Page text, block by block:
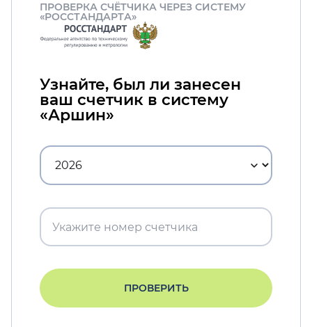
ПРОВЕРКА СЧЁТЧИКА ЧЕРЕЗ СИСТЕМУ
«РОССТАНДАРТА»
Узнайте, был ли занесен
ваш счетчик в систему
«Аршин»
ПРОВЕРИТЬ